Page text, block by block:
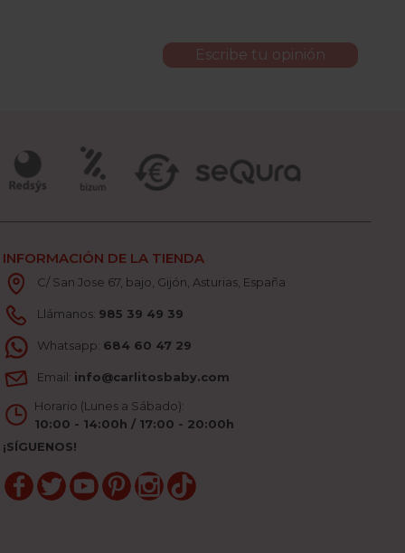
Escribe tu opinión
INFORMACIÓN DE LA TIENDA
C/ San Jose 67, bajo, Gijón, Asturias, España
Llámanos: 985 39 49 39
Whatsapp: 684 60 47 29
Email: info@carlitosbaby.com
Horario (Lunes a Sábado):
10:00 - 14:00h / 17:00 - 20:00h
¡SÍGUENOS!
Facebook
TwitterYouTubePinterestInstagram
TikTok